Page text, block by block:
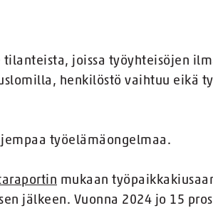
tilanteista, joissa työyhteisöjen
henkilöstö vaihtuu eikä
työelämäongelmaa.
mukaan
jälkeen. Vuonna 2024 jo 15